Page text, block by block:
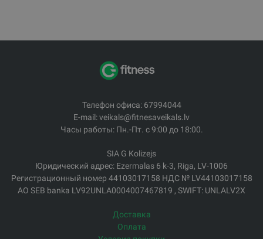
Телефон офиса: 67994044
E-mail: veikals@fitnesaveikals.lv
Часы работы: Пн.-Пт. с 9:00 до 18:00.
SIA G Kolizejs
Юридический адрес: Ezermalas 6 k-3, Riga, LV-1006
Регистрационный номер 44103017158 НДС № LV44103017158
АО SEB banka LV92UNLA0004007467819 , SWIFT: UNLALV2X
Доставка
Оплата